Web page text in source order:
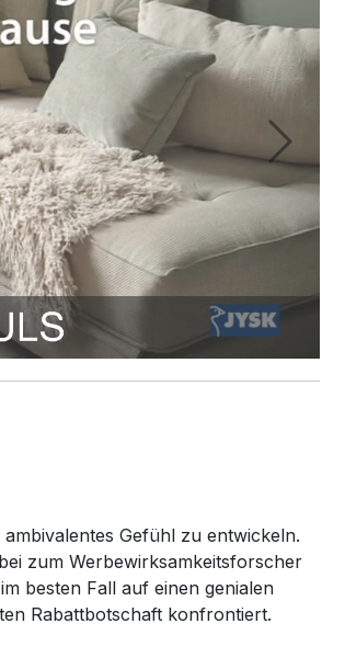
Gefühl zu entwickeln.
zum Werbewirksamkeitsforscher
besten Fall auf einen genialen
Rabattbotschaft konfrontiert.